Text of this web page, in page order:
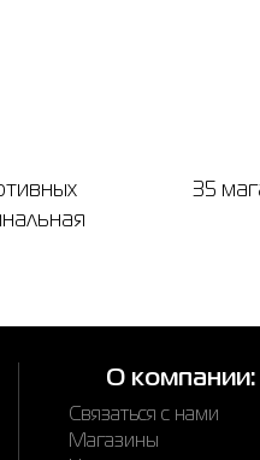
35
О компании:
Связаться с нами
Магазины